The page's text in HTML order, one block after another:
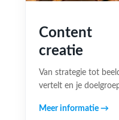
Content
creatie
Van strategie tot
vertelt en je
Meer informatie →